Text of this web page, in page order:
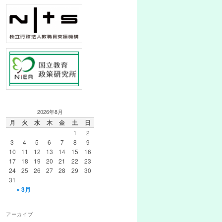
2026年8月
月 火 水 木 金 土 日
1
2
3
4 5 6 7 8
9
10
11 12 13 14 15
16
17
18 19 20 21 22
23
24
25 26 27 28 29
30
31
« 3月
アーカイブ